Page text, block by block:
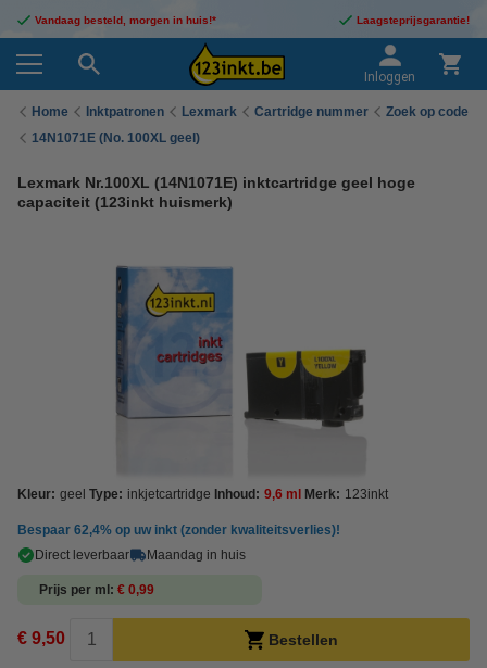
Vandaag besteld, morgen in huis!* Laagsteprijsgarantie!
Inloggen
Home Inktpatronen Lexmark Cartridge nummer
Zoek op code
14N1071E (No. 100XL geel)
Lexmark Nr.100XL (14N1071E) inktcartridge geel hoge
capaciteit (123inkt huismerk)
Kleur: geel Type: inkjetcartridge Inhoud: 9,6 ml Merk: 123inkt
Bespaar 62,4% op uw inkt (zonder kwaliteitsverlies)!
Direct leverbaar
Maandag in huis
Prijs per ml € 0,99
€ 9,50 Bestellen